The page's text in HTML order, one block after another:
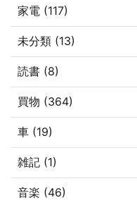
家電 (117)
未分類 (13)
読書 (8)
買物 (364)
車 (19)
雑記 (1)
音楽 (46)